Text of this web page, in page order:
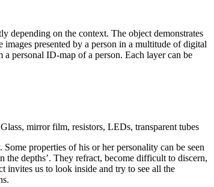
depending on the context. The object demonstrates
presented by a person in a multitude of digital
personal ID-map of a person. Each layer can be
mirror film, resistors, LEDs, transparent tubes
properties of his or her personality can be seen
the depths’. They refract, become difficult to discern,
invites us to look inside and try to see all the